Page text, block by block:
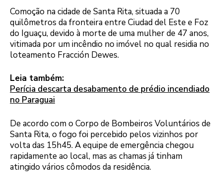
Comoção na cidade de Santa Rita, situada a 70
quilômetros da fronteira entre Ciudad del Este e Foz
do Iguaçu, devido à morte de uma mulher de 47 anos,
vitimada por um incêndio no imóvel no qual residia no
loteamento Fracción Dewes.
Leia também:
Perícia descarta desabamento de prédio incendiado
no Paraguai
De acordo com o Corpo de Bombeiros Voluntários de
Santa Rita, o fogo foi percebido pelos vizinhos por
volta das 15h45. A equipe de emergência chegou
rapidamente ao local, mas as chamas já tinham
atingido vários cômodos da residência.